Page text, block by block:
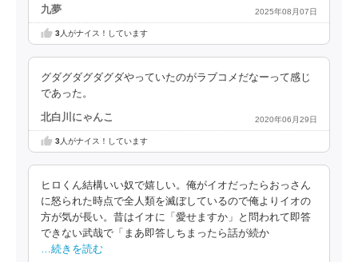
九夢 2025年08月07日
3人がナイス！しています
グダグダグダグダやっていたのがラブコメだなーって感じ
であった。
北白川にゃんこ 2020年06月29日
3人がナイス！しています
ヒロくん結構いい奴で嬉しい。俺がイオだったらおっさん
に怒られた時点で全人類を滅ぼしているので俺よりイオの
方が気が長い。昔はイオに「愛せますか」と問われて即答
できない武哉で「まあ即答しちまったら話が続か
…続きを読む